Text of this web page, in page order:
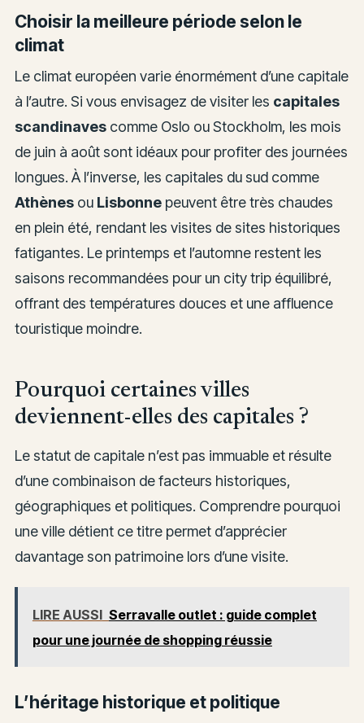
Choisir la meilleure période selon le
climat
Le climat européen varie énormément d’une capitale
à l’autre. Si vous envisagez de visiter les capitales
scandinavescomme Oslo ou Stockholm, les mois
de juin à août sont idéaux pour profiter des journées
longues. À l’inverse, les capitales du sud comme
Athènesou Lisbonnepeuvent être très chaudes
en plein été, rendant les visites de sites historiques
fatigantes. Le printemps et l’automne restent les
saisons recommandées pour un city trip équilibré,
offrant des températures douces et une affluence
touristique moindre.
Pourquoi certaines villes
deviennent-elles des capitales ?
Le statut de capitale n’est pas immuable et résulte
d’une combinaison de facteurs historiques,
géographiques et politiques. Comprendre pourquoi
une ville détient ce titre permet d’apprécier
davantage son patrimoine lors d’une visite.
LIRE AUSSI Serravalle outlet : guide complet
pour une journée de shopping réussie
L’héritage historique et politique